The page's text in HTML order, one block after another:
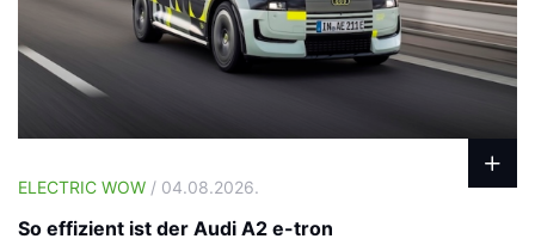
ELECTRIC WOW / 04.08.2026.
So effizient ist der Audi A2 e-tron